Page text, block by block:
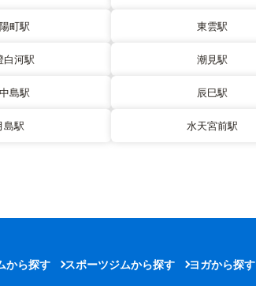
町駅 東雲駅
白河駅 潮見駅
島駅 辰巳駅
島駅 水天宮前駅
から探す スポーツジムから探す ヨガから探す